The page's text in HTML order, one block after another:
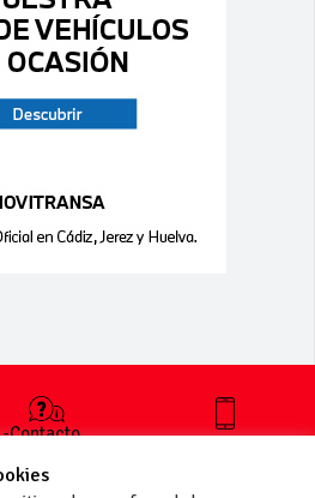
-Contacto
publicar un
+34 627 35